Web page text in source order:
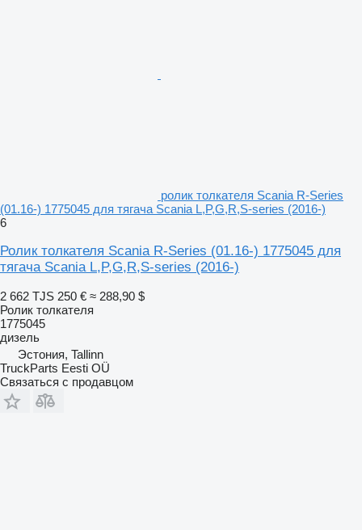
ролик толкателя Scania R-Series
(01.16-) 1775045 для тягача Scania L,P,G,R,S-series (2016-)
6
Ролик толкателя Scania R-Series (01.16-) 1775045 для
тягача Scania L,P,G,R,S-series (2016-)
2 662 TJS 250 € ≈ 288,90 $
Ролик толкателя
1775045
дизель
Эстония, Tallinn
TruckParts Eesti OÜ
Связаться с продавцом